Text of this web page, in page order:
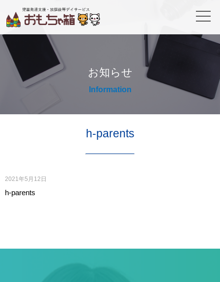
お知らせ
Information
h-parents
2021年5月12日
h-parents